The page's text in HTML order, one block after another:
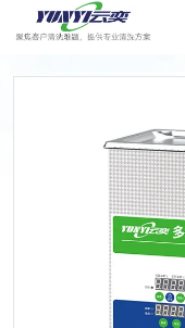
产品中心